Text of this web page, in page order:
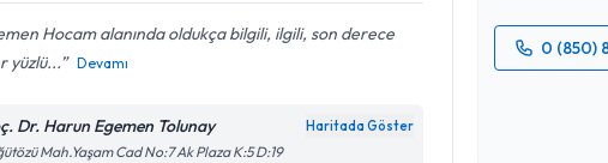
Hocam alanında oldukça bilgili, ilgili, son derece
yüzlü...
Devamı
Dr. Harun Egemen Tolunay Haritada Göster
Mah.Yaşam Cad No:7 Ak Plaza K:5 D:19
0 (850)